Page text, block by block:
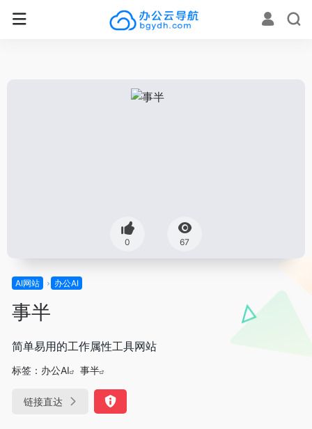
0 67
AI网站 办公AI
事半
简单易用的工作属性工具网站
标签： 办公AI 事半
链接直达